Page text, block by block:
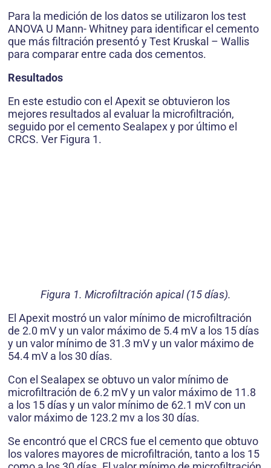
Para la medición de los datos se utilizaron los test
ANOVA U Mann- Whitney para identificar el cemento
que más filtración presentó y Test Kruskal – Wallis
para comparar entre cada dos cementos.
Resultados
En este estudio con el Apexit se obtuvieron los
mejores resultados al evaluar la microfiltración,
seguido por el cemento Sealapex y por último el
CRCS. Ver Figura 1.
Figura 1. Microfiltración apical (15 días).
El Apexit mostró un valor mínimo de microfiltración
de 2.0 mV y un valor máximo de 5.4 mV a los 15 días
y un valor mínimo de 31.3 mV y un valor máximo de
54.4 mV a los 30 días.
Con el Sealapex se obtuvo un valor mínimo de
microfiltración de 6.2 mV y un valor máximo de 11.8
a los 15 días y un valor mínimo de 62.1 mV con un
valor máximo de 123.2 mv a los 30 días.
Se encontró que el CRCS fue el cemento que obtuvo
los valores mayores de microfiltración, tanto a los 15